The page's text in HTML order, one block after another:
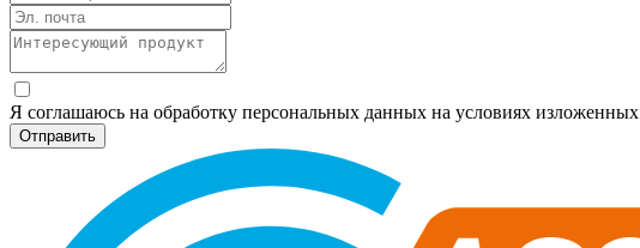
Я соглашаюсь на обработку персональных данных на условиях